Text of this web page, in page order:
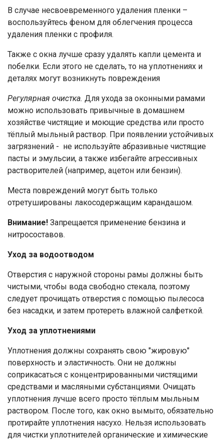
В случае несвоевременного удаления пленки –
воспользуйтесь феном для облегчения процесса
удаления пленки с профиля.
Также с окна лучше сразу удалять капли цемента и
побелки. Если этого не сделать, то на уплотнениях и
деталях могут возникнуть повреждения
Регулярная очистка. Для ухода за оконными рамами
можно использовать привычные в домашнем
хозяйстве чистящие и моющие средства или просто
тёплый мыльный раствор. При появлении устойчивых
загрязнений - не используйте абразивные чистящие
пасты и эмульсии, а также избегайте агрессивных
растворителей (например, ацетон или бензин).
Места повреждений могут быть только
отретушированы лакосодержащим карандашом.
Внимание! Запрещается применение бензина и
нитросоставов.
Уход за водоотводом
Отверстия с наружной стороны рамы должны быть
чистыми, чтобы вода свободно стекала, поэтому
следует прочищать отверстия с помощью пылесоса
без насадки, и затем протереть влажной салфеткой.
Уход за уплотнениями
Уплотнения должны сохранять свою "жировую"
поверхность и эластичность. Они не должны
соприкасаться с концентрированными чистящими
средствами и масляными субстанциями. Очищать
уплотнения лучше всего просто тёплым мыльным
раствором. После того, как окно вымыто, обязательно
протирайте уплотнения насухо. Нельзя использовать
для чистки уплотнителей органические и химические